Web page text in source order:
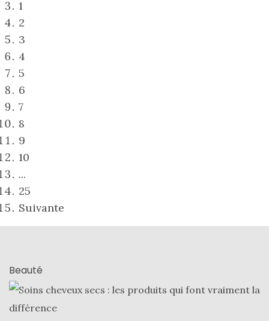
1
2
3
4
5
6
7
8
9
10
...
25
Suivante
Beauté